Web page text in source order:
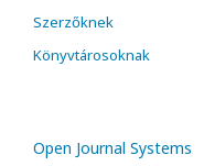
Szerzőknek
Könyvtárosoknak
Open Journal Systems